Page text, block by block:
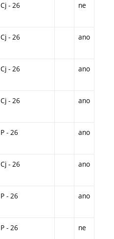
Cj - 26 ne
Cj - 26 ano
Cj - 26 ano
Cj - 26 ano
P - 26 ano
Cj - 26 ano
P - 26 ano
P - 26 ne